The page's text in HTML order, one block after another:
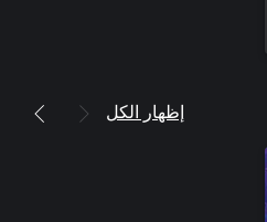
إظهار الكل